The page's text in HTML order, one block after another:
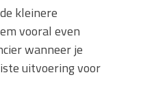
kleinere
vooral even
wanneer je
uitvoering voor